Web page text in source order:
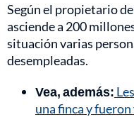
Según el propietario
asciende a 200
situación varias
desempleadas.
Vea, además:
una finca y